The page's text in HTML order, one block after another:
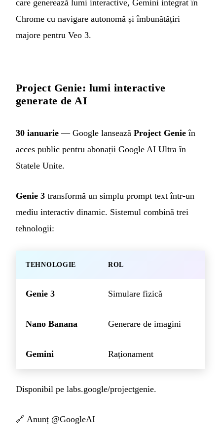
care generează lumi interactive, Gemini integrat în
Chrome cu navigare autonomă și îmbunătățiri
majore pentru Veo 3.
Project Genie: lumi interactive
generate de AI
30 ianuarie — Google lansează Project Genie în
acces public pentru abonații Google AI Ultra în
Statele Unite.
Genie 3 transformă un simplu prompt text într-un
mediu interactiv dinamic. Sistemul combină trei
tehnologii:
TEHNOLOGIE ROL
Genie 3 Simulare fizică
Nano Banana Generare de imagini
Gemini Raționament
Disponibil pe labs.google/projectgenie.
🔗 Anunț @GoogleAI